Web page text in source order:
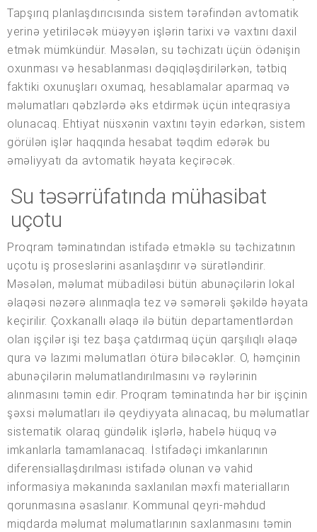
Tapşırıq planlaşdırıcısında sistem tərəfindən avtomatik
yerinə yetiriləcək müəyyən işlərin tarixi və vaxtını daxil
etmək mümkündür. Məsələn, su təchizatı üçün ödənişin
oxunması və hesablanması dəqiqləşdirilərkən, tətbiq
faktiki oxunuşları oxumaq, hesablamalar aparmaq və
məlumatları qəbzlərdə əks etdirmək üçün inteqrasiya
olunacaq. Ehtiyat nüsxənin vaxtını təyin edərkən, sistem
görülən işlər haqqında hesabat təqdim edərək bu
əməliyyatı da avtomatik həyata keçirəcək.
Su təsərrüfatında mühasibat
uçotu
Proqram təminatından istifadə etməklə su təchizatının
uçotu iş proseslərini asanlaşdırır və sürətləndirir.
Məsələn, məlumat mübadiləsi bütün abunəçilərin lokal
əlaqəsi nəzərə alınmaqla tez və səmərəli şəkildə həyata
keçirilir. Çoxkanallı əlaqə ilə bütün departamentlərdən
olan işçilər işi tez başa çatdırmaq üçün qarşılıqlı əlaqə
qura və lazımi məlumatları ötürə biləcəklər. O, həmçinin
abunəçilərin məlumatlandırılmasını və rəylərinin
alınmasını təmin edir. Proqram təminatında hər bir işçinin
şəxsi məlumatları ilə qeydiyyata alınacaq, bu məlumatlar
sistematik olaraq gündəlik işlərlə, habelə hüquq və
imkanlarla tamamlanacaq. İstifadəçi imkanlarının
diferensiallaşdırılması istifadə olunan və vahid
informasiya məkanında saxlanılan məxfi materialların
qorunmasına əsaslanır. Kommunal qeyri-məhdud
miqdarda məlumat məlumatlarının saxlanmasını təmin